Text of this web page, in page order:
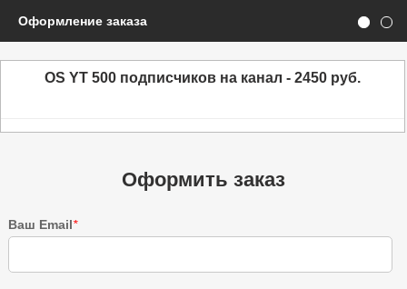
Оформление заказа
Оформить заказ
Ваш Email*
OS YT 500 подписчиков на канал - 2450 руб.